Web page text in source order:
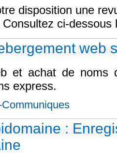
disposition une
ci-
web
et achat de noms
express.
: